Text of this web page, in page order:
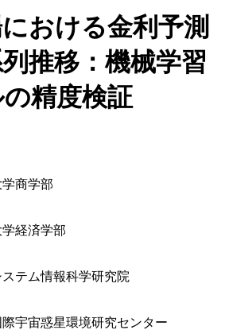
おける金利予測
推移：機械学習
精度検証
商学部
経済学部
テム情報科学研究院
宇宙惑星環境研究センター